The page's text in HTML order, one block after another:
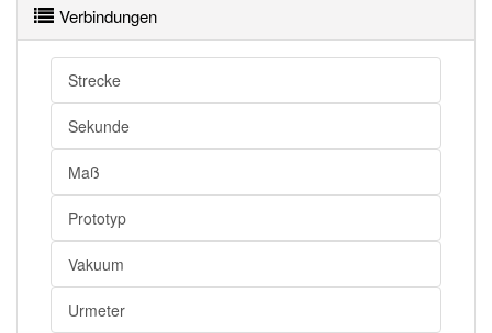
Verbindungen
Strecke
Sekunde
Maß
Prototyp
Vakuum
Urmeter